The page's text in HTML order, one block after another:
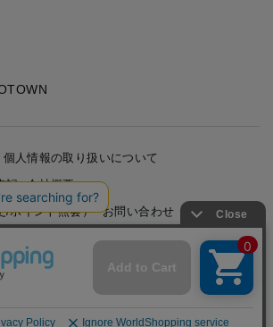
個人情報の取り扱いについて
記
会社概要
/ポイント照会）
お問い合わせ
Copyright © HARUYAMA TRADING CO.,LTD. All Rights